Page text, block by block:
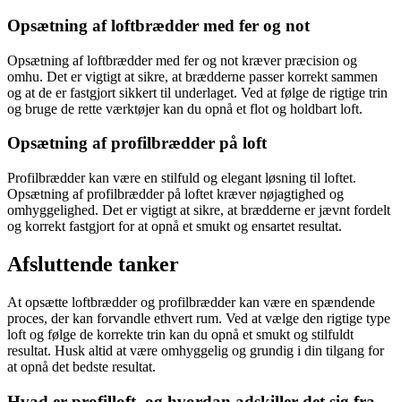
Opsætning af loftbrædder med fer og not
Opsætning af loftbrædder med fer og not kræver præcision og
omhu. Det er vigtigt at sikre, at brædderne passer korrekt sammen
og at de er fastgjort sikkert til underlaget. Ved at følge de rigtige trin
og bruge de rette værktøjer kan du opnå et flot og holdbart loft.
Opsætning af profilbrædder på loft
Profilbrædder kan være en stilfuld og elegant løsning til loftet.
Opsætning af profilbrædder på loftet kræver nøjagtighed og
omhyggelighed. Det er vigtigt at sikre, at brædderne er jævnt fordelt
og korrekt fastgjort for at opnå et smukt og ensartet resultat.
Afsluttende tanker
At opsætte loftbrædder og profilbrædder kan være en spændende
proces, der kan forvandle ethvert rum. Ved at vælge den rigtige type
loft og følge de korrekte trin kan du opnå et smukt og stilfuldt
resultat. Husk altid at være omhyggelig og grundig i din tilgang for
at opnå det bedste resultat.